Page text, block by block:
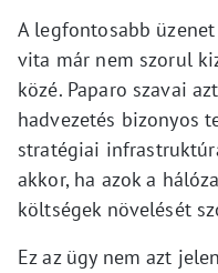
A legfontosabb
vita már nem szorul
közé. Paparo szavai
hadvezetés bizonyos
stratégiai
akkor, ha azok a
költségek növelését
Ez az ügy nem azt